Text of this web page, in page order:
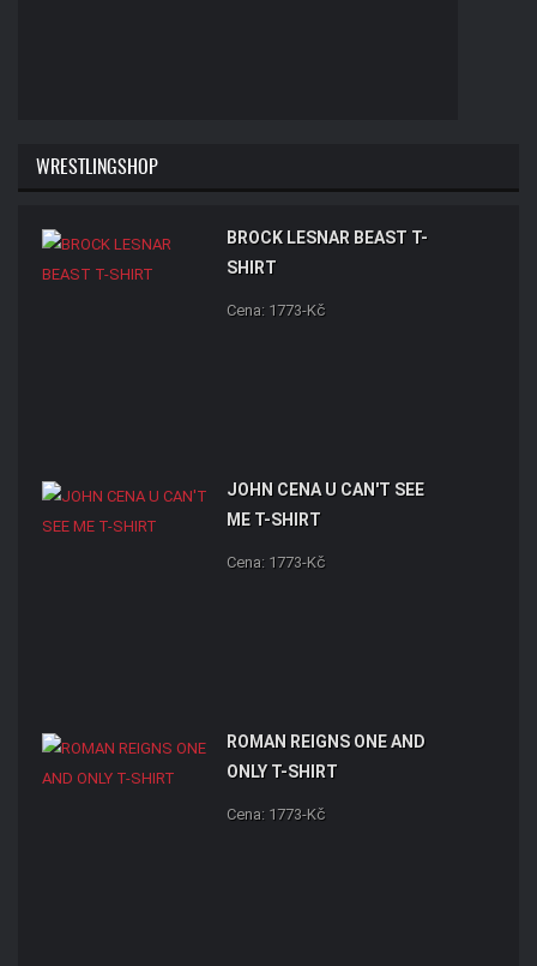
WRESTLINGSHOP
BROCK LESNAR BEAST T-
SHIRT
Cena: 1773-Kč
JOHN CENA U CAN'T SEE
ME T-SHIRT
Cena: 1773-Kč
ROMAN REIGNS ONE AND
ONLY T-SHIRT
Cena: 1773-Kč